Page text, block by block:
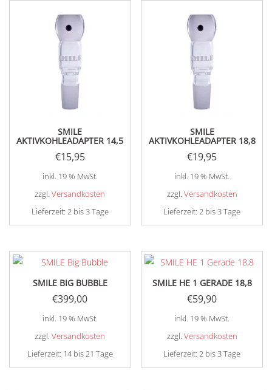
SMILE
AKTIVKOHLEADAPTER 14,5
€15,95
inkl. 19 % MwSt.
zzgl.Versandkosten
Lieferzeit: 2 bis 3 Tage
SMILE
AKTIVKOHLEADAPTER 18,8
€19,95
inkl. 19 % MwSt.
zzgl. Versandkosten
Lieferzeit:2 bis 3 Tage
SMILE BIG BUBBLE
€399,00
inkl. 19 % MwSt.
zzgl.Versandkosten
Lieferzeit: 14 bis 21 Tage
SMILE HE 1 GERADE 18,8
€59,90
inkl. 19 % MwSt.
zzgl. Versandkosten
Lieferzeit:2 bis 3 Tage